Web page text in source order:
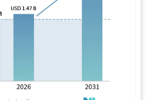
Imagen © Mordor Intelligence. El uso